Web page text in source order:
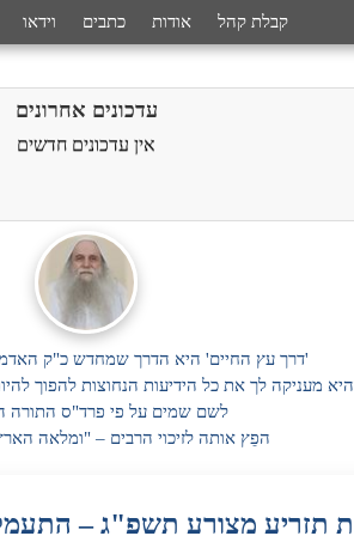
קבלת קהל אודות כתבים וידאו
עדכונים אחרונים
אין עדכונים חדשים
'דרך עץ החיים' היא הדרך שמחדש כ"ק
מעניקה לך את כל הידיעות הנחוצות להפוך
לשם שמים על פי פרד"ס התורה
הפֵץ אותה לזיכוי הרבים – "ומלאה
תזריע מצורע תשפ"ג –